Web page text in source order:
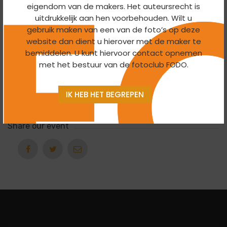
eigendom van de makers. Het auteursrecht is
uitdrukkelijk aan hen voorbehouden. Wilt u
gebruik maken van een van de foto’s op deze
website dan dient u hierover met de maker te
bemiddelen. U kunt hiervoor contact opnemen
met het bestuur van de fotoclub FODO.
IK HEB HET BEGREPEN
19:30 To 22:00 -17 September 2025
Organizer
Themagroep
Google Calendar
Share our event